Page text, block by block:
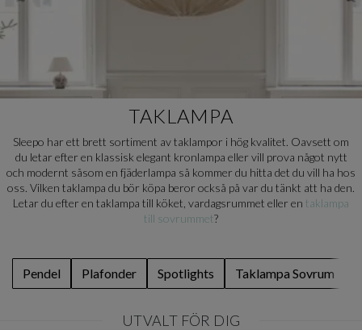
TAKLAMPA
Sleepo har ett brett sortiment av taklampor i hög kvalitet. Oavsett om
du letar efter en klassisk elegant kronlampa eller vill prova något nytt
och modernt såsom en fjäderlampa så kommer du hitta det du vill ha hos
oss. Vilken taklampa du bör köpa beror också på var du tänkt att ha den.
Letar du efter en taklampa till köket, vardagsrummet eller en taklampa
till sovrummet?
Pendel Plafonder Spotlights Taklampa Sovrum
UTVALT FÖR DIG